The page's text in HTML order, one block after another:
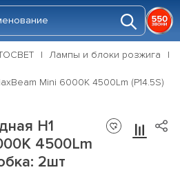
Лампы и блоки розжига
Mini 6000K 4500Lm (P14.5S)
H1
4500Lm
2шт